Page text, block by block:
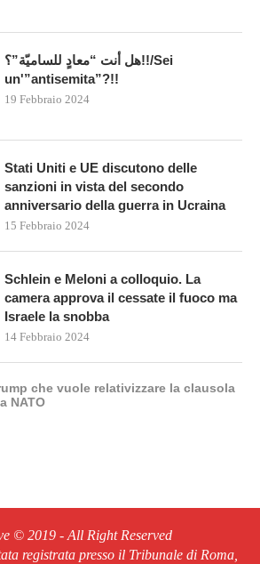
هل أنت “معادٍ للساميّة”؟!!/Sei
un'”antisemita”?!!
19 Febbraio 2024
Stati Uniti e UE discutono delle
sanzioni in vista del secondo
anniversario della guerra in Ucraina
15 Febbraio 2024
Schlein e Meloni a colloquio. La
camera approva il cessate il fuoco ma
Israele la snobba
14 Febbraio 2024
che vuole relativizzare la clausola
NATO
© 2019 - All Right Reserved
registrata presso il Tribunale di Roma,